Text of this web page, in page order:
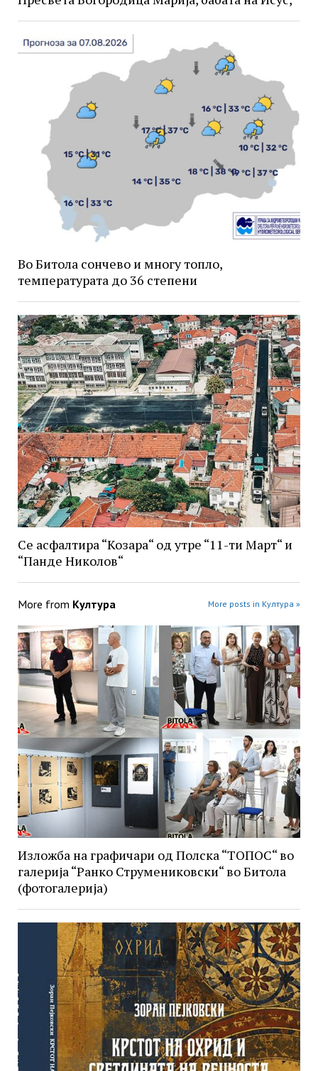
Во Битола сончево и многу топло,
температурата до 36 степени
Се асфалтира “Козара“ од утре “11-ти Март“ и
“Панде Николов“
More from Култура More posts in Култура »
Изложба на графичари од Полска “ТОПОС“ во
галерија “Ранко Струмениковски“ во Битола
(фотогалерија)